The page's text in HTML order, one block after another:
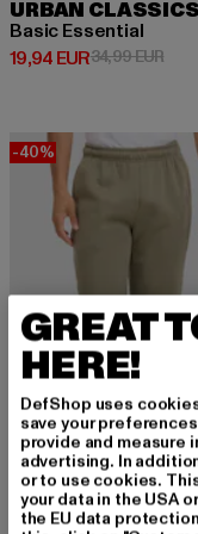
URBAN CLASSICS
Basic Essential
19,94 EUR
Derzeitiger Preis: 19,94
34,99 EUR
-40%
URBAN CLASSICS
GREAT
HERE!
DefShop uses
save your
provide and
advertising. In
or to use cookies.
your data in the USA
the EU data